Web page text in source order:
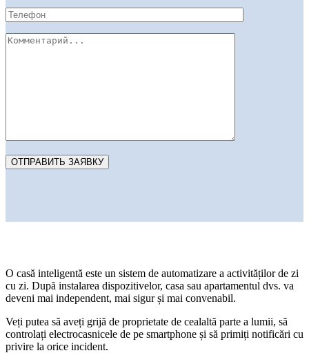
O casă inteligentă este un sistem de automatizare a activităților de zi
cu zi. După instalarea dispozitivelor, casa sau apartamentul dvs. va
deveni mai independent, mai sigur și mai convenabil.
Veți putea să aveți grijă de proprietate de cealaltă parte a lumii, să
controlați electrocasnicele de pe smartphone și să primiți notificări cu
privire la orice incident.